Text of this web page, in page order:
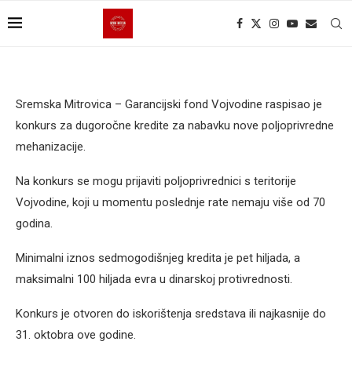
Sremska Mitrovica – Garancijski fond Vojvodine raspisao je
konkurs za dugoročne kredite za nabavku nove poljoprivredne
mehanizacije.
Na konkurs se mogu prijaviti poljoprivrednici s teritorije
Vojvodine, koji u momentu poslednje rate nemaju više od 70
godina.
Minimalni iznos sedmogodišnjeg kredita je pet hiljada, a
maksimalni 100 hiljada evra u dinarskoj protivrednosti.
Konkurs je otvoren do iskorištenja sredstava ili najkasnije do
31. oktobra ove godine.